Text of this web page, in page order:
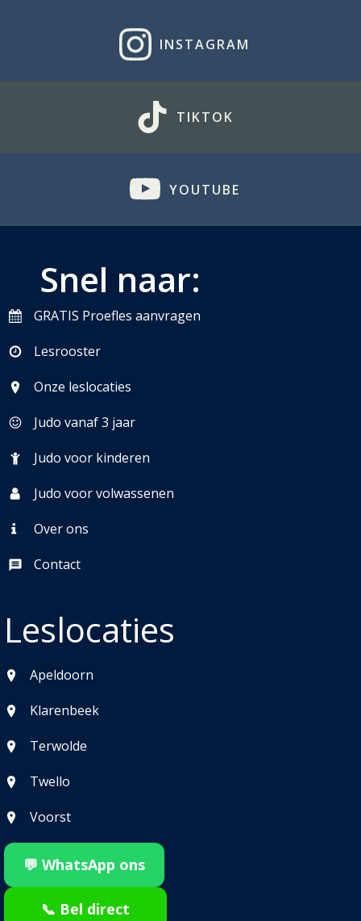
INSTAGRAM
TIKTOK
YOUTUBE
Snel naar:
GRATIS Proefles aanvragen
Lesrooster
Onze leslocaties
Judo vanaf 3 jaar
Judo voor kinderen
Judo voor volwassenen
Over ons
Contact
Leslocaties
Apeldoorn
Klarenbeek
Terwolde
Twello
Voorst
💬 WhatsApp ons
📞 Bel direct